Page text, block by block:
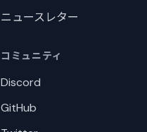
ニュースレター
コミュニティ
Discord
GitHub